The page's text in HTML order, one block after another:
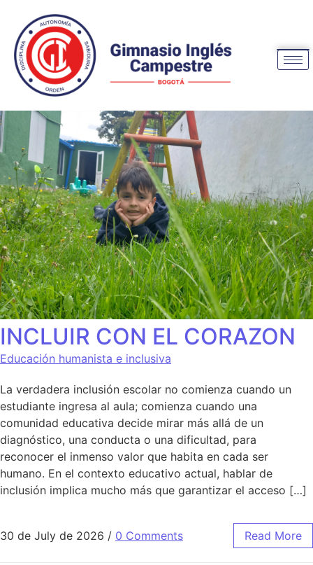
INCLUIR CON EL CORAZON
Educación humanista e inclusiva
La verdadera inclusión escolar no comienza cuando un
estudiante ingresa al aula; comienza cuando una
comunidad educativa decide mirar más allá de un
diagnóstico, una conducta o una dificultad, para
reconocer el inmenso valor que habita en cada ser
humano. En el contexto educativo actual, hablar de
inclusión implica mucho más que garantizar el acceso […]
30 de July de 2026 / 0 Comments Read More